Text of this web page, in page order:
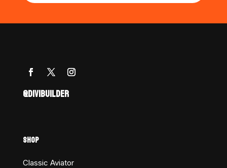
@DIVIBUILDER
SHOP
Classic Aviator